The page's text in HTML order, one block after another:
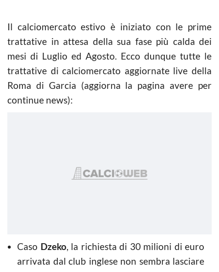
Il calciomercato estivo è iniziato con le prime
trattative in attesa della sua fase più calda dei
mesi di Luglio ed Agosto. Ecco dunque tutte le
trattative di calciomercato aggiornate live della
Roma di Garcia (aggiorna la pagina avere per
continue news):
Caso Dzeko, la richiesta di 30 milioni di euro
arrivata dal club inglese non sembra lasciare